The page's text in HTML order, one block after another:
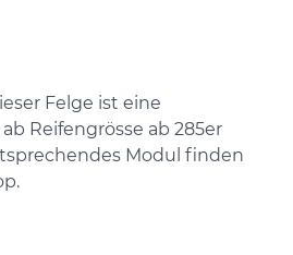
Felge ist eine
Reifengrösse ab 285er
Modul finden